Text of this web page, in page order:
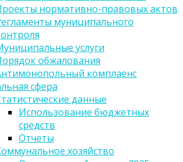
нормативно-правовых актов
муниципального
услуги
обжалования
комплаенс
сфера
данные
Использование бюджетных
средств
Отчеты
хозяйство